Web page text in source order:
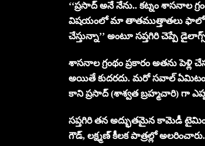
‘‘ప్రసాద్‌ అనే నేను.. కట్నం శాసనాల
విషయంలో మా తాతముత్తాతలు ఫాలో
చేస్తున్నా’’ అంటూ సప్తగిరి చెప్పే
శాసనాల గ్రంథం ప్రకారం అతను పెళ్లి
అయితే కుదరదు. మరో సవాల్ ఏమిటంటే,
కాని ప్రసాద్ (శాశ్వత బ్రహ్మచారి) గా
సప్తగిరి తన అద్భుతమైన కామెడీ
గౌడ్, లక్ష్మణ్ కీలక పాత్రల్లో అలరించారు.